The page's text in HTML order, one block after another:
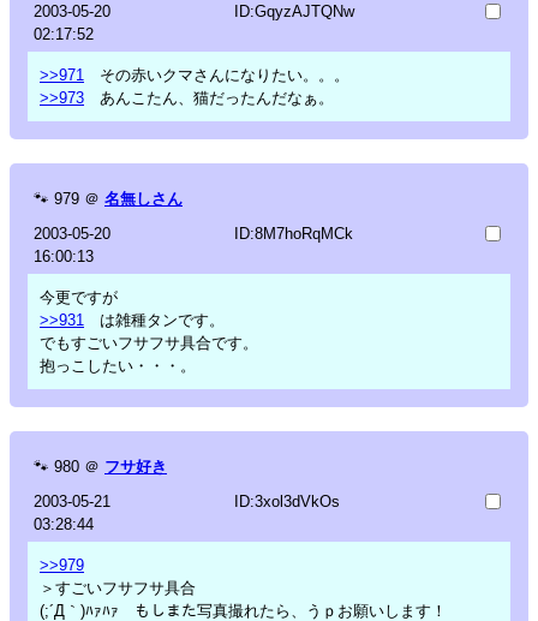
2003-05-20
02:17:52
ID:GqyzAJTQNw
>>971
その赤いクマさんになりたい。。。
>>973 あんこたん、猫だったんだなぁ。
🐾 979 ＠ 名無しさん
2003-05-20
16:00:13
ID:8M7hoRqMCk
今更ですが
>>931
は雑種タンです。
でもすごいフサフサ具合です。
抱っこしたい・・・。
🐾 980 ＠ フサ好き
2003-05-21
03:28:44
ID:3xol3dVkOs
>>979
＞すごいフサフサ具合
(;´Д｀)ﾊｧﾊｧ もしまた写真撮れたら、うｐお願いします！